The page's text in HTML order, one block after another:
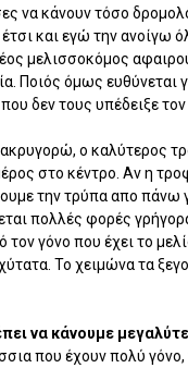
να κάνουν τόσο
και εγώ την ανοίγω
μελισσοκόμος
Ποιός όμως ευθύνεται
δεν τους υπέδειξε
ο καλύτερος
στο κέντρο. Αν η
την τρύπα απο πάνω
πολλές φορές
τον γόνο που έχει το
Το χειμώνα τα
να κάνουμε
που έχουν πολύ